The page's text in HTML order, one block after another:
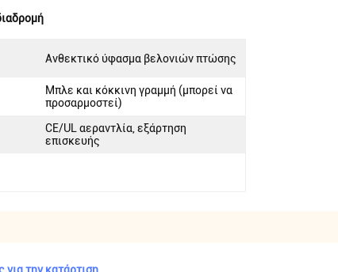
Ανθεκτικό ύφασμα βελονιών πτώσης
Μπλε και κόκκινη γραμμή (μπορεί να
προσαρμοστεί)
CE/UL αεραντλία, εξάρτηση
επισκευής